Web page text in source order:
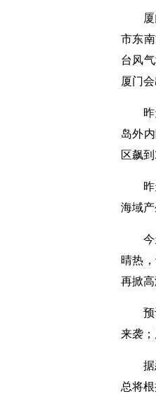
市东
台风
厦门
岛外
区飙
海域产
晴热
再掀
来袭
总将